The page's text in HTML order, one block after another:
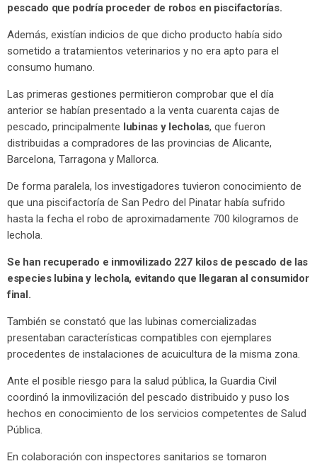
pescado que podría proceder de robos en piscifactorías.
Además, existían indicios de que dicho producto había sido
sometido a tratamientos veterinarios y no era apto para el
consumo humano.
Las primeras gestiones permitieron comprobar que el día
anterior se habían presentado a la venta cuarenta cajas de
pescado, principalmente lubinas y lecholas, que fueron
distribuidas a compradores de las provincias de Alicante,
Barcelona, Tarragona y Mallorca.
De forma paralela, los investigadores tuvieron conocimiento de
que una piscifactoría de San Pedro del Pinatar había sufrido
hasta la fecha el robo de aproximadamente 700 kilogramos de
lechola.
Se han recuperado e inmovilizado 227 kilos de pescado de las
especies lubina y lechola, evitando que llegaran al consumidor
final.
También se constató que las lubinas comercializadas
presentaban características compatibles con ejemplares
procedentes de instalaciones de acuicultura de la misma zona.
Ante el posible riesgo para la salud pública, la Guardia Civil
coordinó la inmovilización del pescado distribuido y puso los
hechos en conocimiento de los servicios competentes de Salud
Pública.
En colaboración con inspectores sanitarios se tomaron